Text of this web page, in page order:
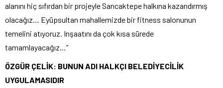
alanını hiç sıfırdan bir projeyle Sancaktepe halkına kazandırmış
olacağız… Eyüpsultan mahallemizde bir fitness salonunun
temelini atıyoruz. Inşaatını da çok kısa sürede
tamamlayacağız…”
ÖZGÜR ÇELİK: BUNUN ADI HALKÇI BELEDİYECİLİK
UYGULAMASIDIR